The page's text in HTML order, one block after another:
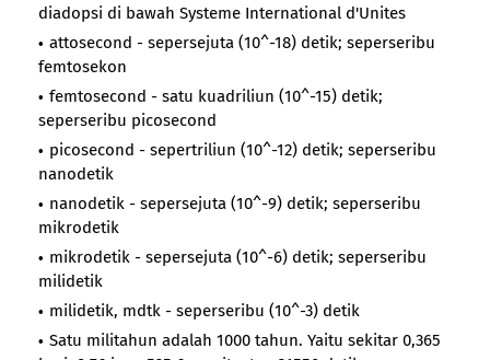
diadopsi di bawah Systeme International d'Unites
attosecond - sepersejuta (10^-18) detik; seperseribu
femtosekon
femtosecond - satu kuadriliun (10^-15) detik;
seperseribu picosecond
picosecond - sepertriliun (10^-12) detik; seperseribu
nanodetik
nanodetik - sepersejuta (10^-9) detik; seperseribu
mikrodetik
mikrodetik - sepersejuta (10^-6) detik; seperseribu
milidetik
milidetik, mdtk - seperseribu (10^-3) detik
Satu militahun adalah 1000 tahun. Yaitu sekitar 0,365